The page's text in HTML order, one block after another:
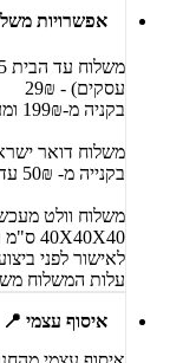
אפשרויות
עסקים) - 29₪
בקניה מ-199₪ ומעלה - משלוח חינם!
משלוח דואר
בקנייה מ- 50₪ עד 198₪ - משלוח חינם!
משלוח וולט
לאישור לפני
עלות המשלוח
איסוף עצמי 📍